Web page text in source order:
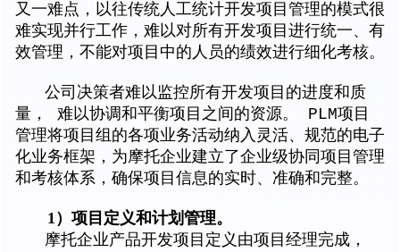
又一难点，以往传统人工统计开发项目管理的模式很
难实现并行工作，难以对所有开发项目进行统一、有
效管理，不能对项目中的人员的绩效进行细化考核。
公司决策者难以监控所有开发项目的进度和质
量， 难以协调和平衡项目之间的资源。 PLM项目
管理将项目组的各项业务活动纳入灵活、规范的电子
化业务框架，为摩托企业建立了企业级协同项目管理
和考核体系，确保项目信息的实时、准确和完整。
1）项目定义和计划管理。
摩托企业产品开发项目定义由项目经理完成，